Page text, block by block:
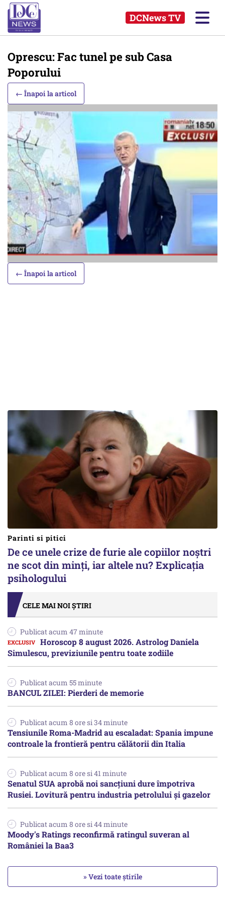
DCNews TV
Oprescu: Fac tunel pe sub Casa
Poporului
← Înapoi la articol
← Înapoi la articol
Parinti si pitici
De ce unele crize de furie ale copiilor noștri
ne scot din minți, iar altele nu? Explicația
psihologului
CELE MAI NOI ȘTIRI
Publicat acum 47 minute
Horoscop 8 august 2026. Astrolog Daniela
Simulescu, previziunile pentru toate zodiile
Publicat acum 55 minute
BANCUL ZILEI: Pierderi de memorie
Publicat acum 8 ore si 34 minute
Tensiunile Roma-Madrid au escaladat: Spania impune
controale la frontieră pentru călătorii din Italia
Publicat acum 8 ore si 41 minute
Senatul SUA aprobă noi sancțiuni dure împotriva
Rusiei. Lovitură pentru industria petrolului și gazelor
Publicat acum 8 ore si 44 minute
Moody's Ratings reconfirmă ratingul suveran al
României la Baa3
» Vezi toate știrile